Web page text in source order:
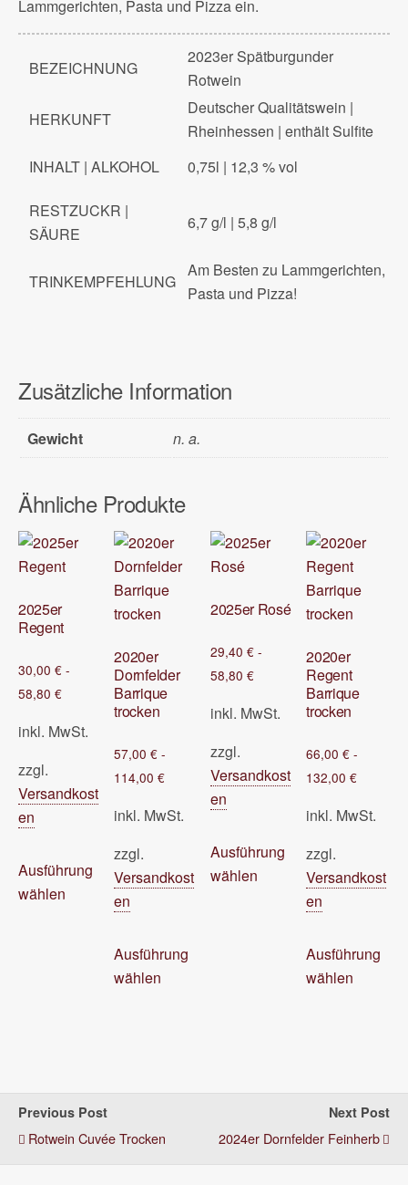
Lammgerichten, Pasta und Pizza ein.
BEZEICHNUNG
2023er Spätburgunder
Rotwein
HERKUNFT
Deutscher Qualitätswein |
Rheinhessen | enthält Sulfite
INHALT | ALKOHOL
0,75l | 12,3 % vol
RESTZUCKR |
SÄURE
6,7 g/l | 5,8 g/l
TRINKEMPFEHLUNG
Am Besten zu Lammgerichten,
Pasta und Pizza!
Zusätzliche Information
Gewicht n. a.
Ähnliche Produkte
2025er
Regent
30,00 € -
58,80 €
inkl. MwSt.
zzgl.
Versandkost
en
Ausführung
wählen
Dieses
Produkt
weist
Varianten
auf.
der
Produktseite
gewählt
werden
2020er
Dornfelder
Barrique
trocken
57,00€ -
114,00€
inkl. MwSt.
zzgl.
Versandkost
en
Ausführung
wählen
2025er Rosé
29,40 €-
58,80 €
inkl. MwSt.
zzgl.
Versandkost
en
Ausführung
wählen
Produkt
weist
mehrere
auf.
Die
Produktseite
gewählt
werden
2020er
Regent
Barrique
trocken
66,00€ -
132,00€
inkl. MwSt.
zzgl.
Versandkost
en
Ausführung
wählen
Previous Post
Rotwein Cuvée Trocken
Next Post
2024er Dornfelder Feinherb